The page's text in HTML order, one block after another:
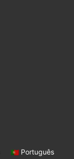
Português